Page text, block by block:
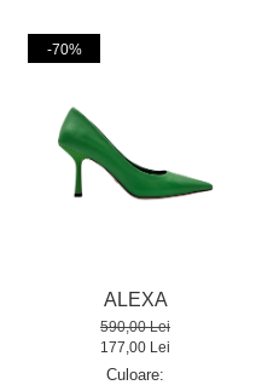
-70%
ALEXA
590,00 Lei
177,00 Lei
Culoare: